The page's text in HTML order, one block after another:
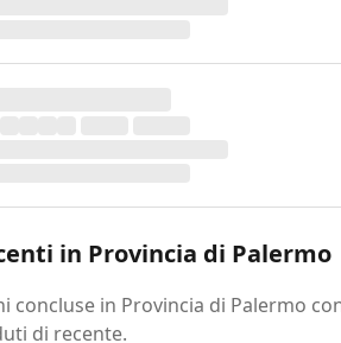
in Provincia di Palermo
concluse in Provincia di Palermo
di recente.